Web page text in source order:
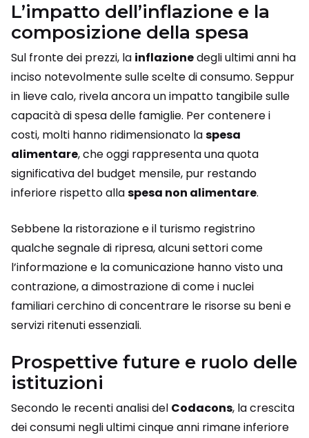
L’impatto dell’inflazione e la
composizione della spesa
Sul fronte dei prezzi, la inflazionedegli ultimi anni ha
inciso notevolmente sulle scelte di consumo. Seppur
in lieve calo, rivela ancora un impatto tangibile sulle
capacità di spesa delle famiglie. Per contenere i
costi, molti hanno ridimensionato laspesa
alimentare, che oggi rappresenta una quota
significativa del budget mensile, pur restando
inferiore rispetto allaspesa non alimentare.
Sebbene la ristorazione e il turismo registrino
qualche segnale di ripresa, alcuni settori come
l’informazione e la comunicazione hanno visto una
contrazione, a dimostrazione di come i nuclei
familiari cerchino di concentrare le risorse su beni e
servizi ritenuti essenziali.
Prospettive future e ruolo delle
istituzioni
Secondo le recenti analisi del Codacons, la crescita
dei consumi negli ultimi cinque anni rimane inferiore